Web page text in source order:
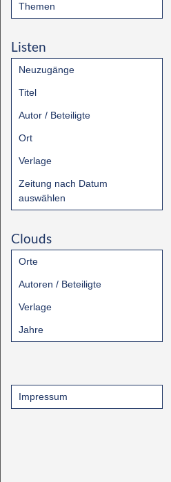
Themen
Listen
Neuzugänge
Titel
Autor / Beteiligte
Ort
Verlage
Zeitung nach Datum
auswählen
Clouds
Orte
Autoren / Beteiligte
Verlage
Jahre
Impressum